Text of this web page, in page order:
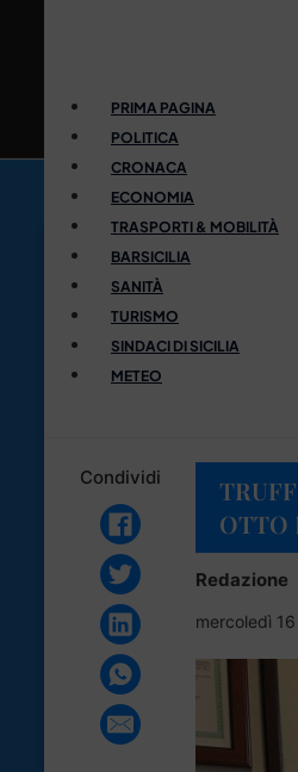
PRIMA PAGINA
POLITICA
CRONACA
ECONOMIA
TRASPORTI & MOBILITÀ
BARSICILIA
SANITÀ
TURISMO
SINDACI DI SICILIA
METEO
Condividi
OTTO
Redazione
mercoledì